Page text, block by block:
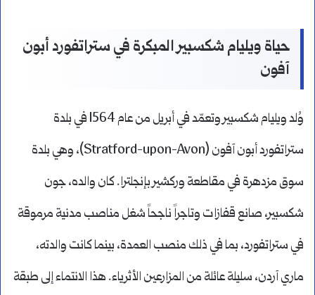
حياة ويليام شكسبير المبكرة في ستراتفورد أبون
آفون
وُلد ويليام شكسبير وتعمّد في أبريل من عام 1564 في بلدة
ستراتفورد أبون آفون (Stratford-upon-Avon)، وهي بلدة
سوق مزدهرة في مقاطعة وركشير بإنجلترا. كان والده، جون
شكسبير، صانع قفازات وتاجراً ناجحاً شغل مناصب مدنية مرموقة
في ستراتفورد، بما في ذلك منصب العمدة، بينما كانت والدته،
ماري آردن، سليلة عائلة من المزارعين الأثرياء. هذا الانتماء إلى طبقة